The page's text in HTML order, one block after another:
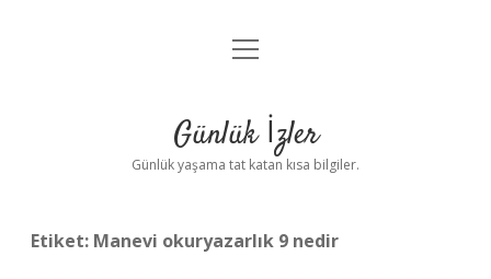
Anasayfa
Yasal Uyarı
menüyü
Günlük İzler
Günlük yaşama tat katan kısa bilgiler.
Etiket: Manevi okuryazarlık 9 nedir